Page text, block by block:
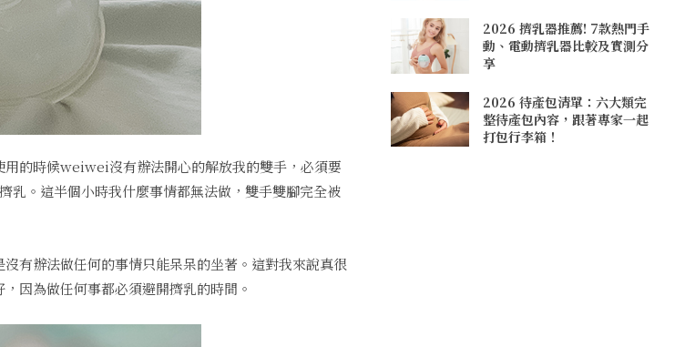
的時候weiwei沒有辦法開心的解放我的雙手，必須要
乳。這半個小時我什麼事情都無法做，雙手雙腳完全被
有辦法做任何的事情只能呆呆的坐著。這對我來說真很
因為做任何事都必須避開擠乳的時間。
2026 擠乳器推薦! 7款熱門手
動、電動擠乳器比較及實測分
享
2026 待產包清單：六大類完
整待產包內容，跟著專家一起
打包行李箱！